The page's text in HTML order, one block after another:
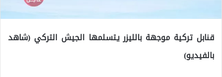
قنابل تركية موجهة بالليزر يتسلمها الجيش التركي (شاهد
بالفيديو)